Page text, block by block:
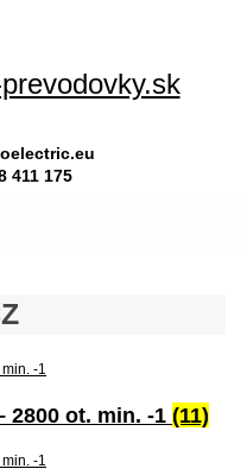
411 175
2800 ot. min. -1 (11)